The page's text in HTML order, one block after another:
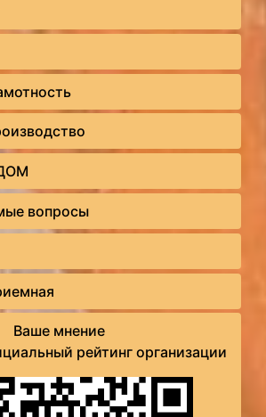
вопросы
Ваше мнение
рейтинг организации